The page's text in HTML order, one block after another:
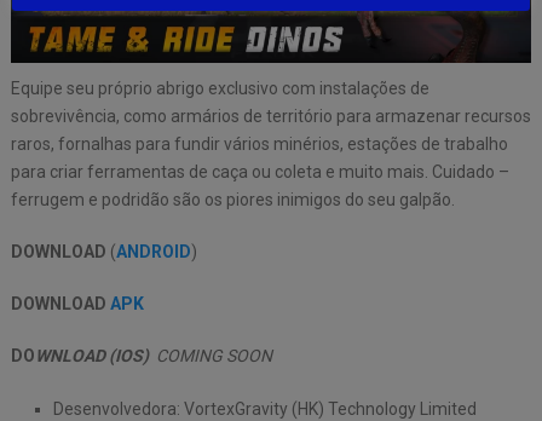
Equipe seu próprio abrigo exclusivo com instalações de
sobrevivência, como armários de território para armazenar recursos
raros, fornalhas para fundir vários minérios, estações de trabalho
para criar ferramentas de caça ou coleta e muito mais. Cuidado –
ferrugem e podridão são os piores inimigos do seu galpão.
DOWNLOAD (ANDROID)
DOWNLOAD APK
DOWNLOAD (IOS)COMING SOON
Desenvolvedora: VortexGravity (HK) Technology Limited